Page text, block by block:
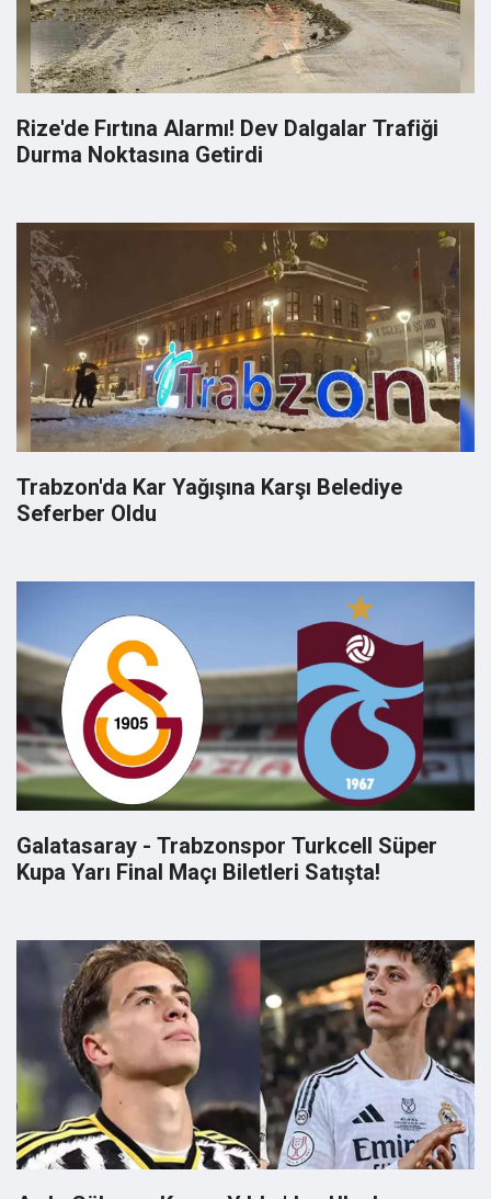
Rize'de Fırtına Alarmı! Dev Dalgalar Trafiği
Durma Noktasına Getirdi
Trabzon'da Kar Yağışına Karşı Belediye
Seferber Oldu
Galatasaray - Trabzonspor Turkcell Süper
Kupa Yarı Final Maçı Biletleri Satışta!